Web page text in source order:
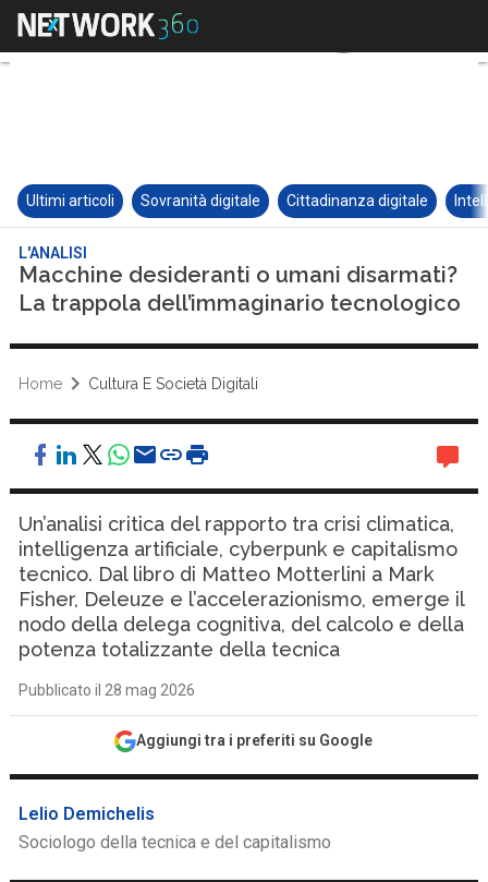
Ultimi articoli Sovranità digitale Cittadinanza digitale
L'ANALISI
Macchine desideranti o umani disarmati?
La trappola dell’immaginario tecnologico
Home Cultura E Società Digitali
Un’analisi critica del rapporto tra crisi climatica,
intelligenza artificiale, cyberpunk e capitalismo
tecnico. Dal libro di Matteo Motterlini a Mark
Fisher, Deleuze e l’accelerazionismo, emerge il
nodo della delega cognitiva, del calcolo e della
potenza totalizzante della tecnica
Pubblicato il 28 mag 2026
Aggiungi tra i preferiti su Google
Lelio Demichelis
Sociologo della tecnica e del capitalismo